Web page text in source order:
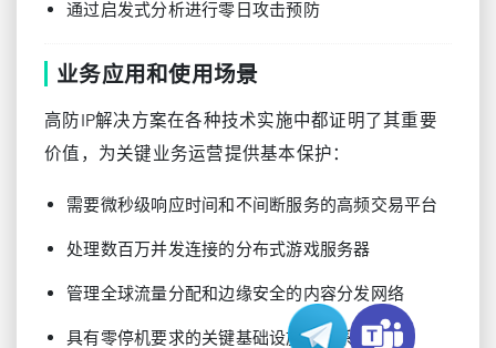
通过启发式分析进行零日攻击预防
业务应用和使用场景
高防IP解决方案在各种技术实施中都证明了其重要
价值，为关键业务运营提供基本保护：
需要微秒级响应时间和不间断服务的高频交易平台
处理数百万并发连接的分布式游戏服务器
管理全球流量分配和边缘安全的内容分发网络
具有零停机要求的关键基础设施监控系统